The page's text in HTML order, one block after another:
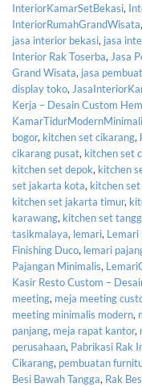
InteriorKamarSetBekasi,
InteriorRumahGrandWisata,
jasa interior bekasi, jasa
Interior Rak Toserba,Jasa
Grand Wisata, jasa
display toko,
Kerja – Desain Custom
bogor, kitchen set cikarang,
cikarang pusat, kitchen set
kitchen set depok, kitchen
set jakarta kota, kitchen
kitchen set jakarta timur,
karawang, kitchen set
tasikmalaya, lemari, Lemari
Finishing Duco, lemari
Pajangan Minimalis,
Kasir Resto Custom –
meeting, meja meeting
meeting minimalis modern,
panjang, meja rapat kantor,
perusahaan, Pabrikasi Rak
Cikarang, pembuatan
Besi Bawah Tangga, Rak